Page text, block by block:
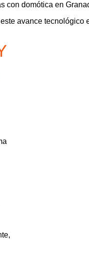
con domótica en
avance tecnológico